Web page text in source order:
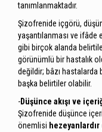
tanımlanmaktadır.
Şizofrenide içgörü,
yaşantılanması ve ifâde
gibi birçok alanda
görünümlü bir hastalık
değildir; bâzı hastalarda
başka belirtiler olabilir.
-Düşünce akışı ve
Şizofrenide düşünce
önemlisi